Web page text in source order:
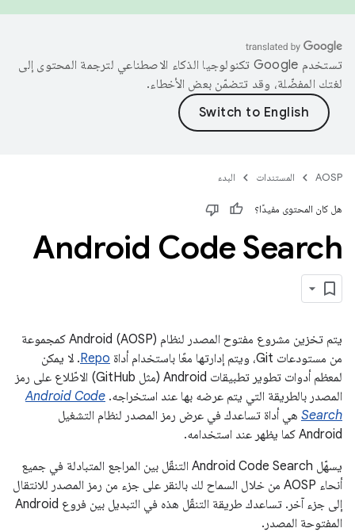
تستخدم Google تكنولوجيا الذكاء الاصطناعي لترجمة المحتوى إلى
لغتك المفضّلة، وقد تتضمّن بعض الأخطاء.
AOSP المستندات البدء
هل كان المحتوى مفيدًا؟
Android Code Search
يتم تخزين مشروع مفتوح المصدر لنظام Android (AOSP) كمجموعة
من مستودعات Git، ويتم إدارتها معًا باستخدام أداة
Repo. لا يمكن
لمعظم أدوات تطوير تطبيقات Android (مثل GitHub) الاطّلاع على رمز
المصدر بالطريقة التي يتم عرضه بها عند استخراجه. Android Code
Search هي أداة تساعدك في عرض رمز المصدر لنظام التشغيل
Android كما يظهر عند استخدامه.
يسهّل Android Code Search التنقّل بين المراجع المتبادلة في جميع
أنحاء AOSP من خلال السماح لك بالنقر على جزء من رمز المصدر للانتقال
إلى جزء آخر. تساعدك طريقة التنقّل هذه في التبديل بين فروع Android
المفتوحة المصدر.